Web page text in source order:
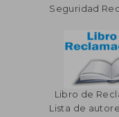
Seguridad
Libro de
Lista de